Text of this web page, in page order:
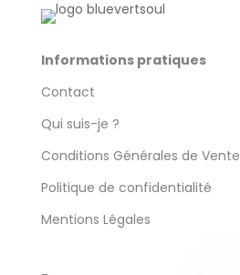
Informations pratiques
Contact
Qui suis-je ?
Conditions Générales de Vente
Politique de confidentialité
Mentions Légales